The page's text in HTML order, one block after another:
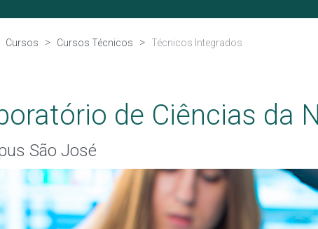
Cursos Cursos Técnicos Técnicos Integrados
de Ciências da
São José